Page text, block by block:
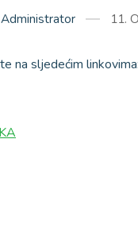
11.
na sljedećim linkovima: